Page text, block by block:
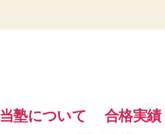
当塾について
合格実績